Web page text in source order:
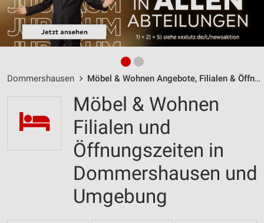
Dommershausen Möbel & Wohnen Angebote, Filialen & Öffnungszeiten
Möbel & Wohnen
Filialen und
Öffnungszeiten in
Dommershausen und
Umgebung